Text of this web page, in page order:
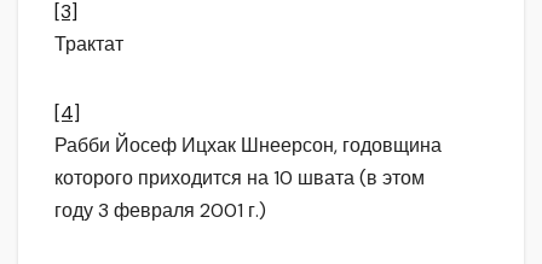
[3]
Трактат
[4]
Рабби Йосеф Ицхак Шнеерсон, годовщина
которого приходится на 10 швата (в этом
году 3 февраля 2001 г.)